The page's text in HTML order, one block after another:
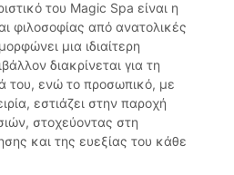
του Magic Spa είναι η
φιλοσοφίας από ανατολικές
μια ιδιαίτερη
διακρίνεται για τη
του, ενώ το προσωπικό, με
εστιάζει στην παροχή
στοχεύοντας στη
και της ευεξίας του κάθε